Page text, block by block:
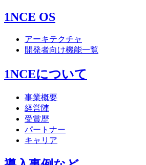
1NCE OS
アーキテクチャ
開発者向け機能一覧
1NCEについて
事業概要
経営陣
受賞歴
パートナー
キャリア